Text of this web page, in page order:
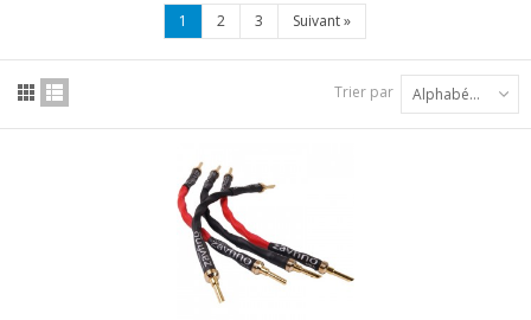
1 2 3 Suivant»
Trier par Alphabétique : A à Z